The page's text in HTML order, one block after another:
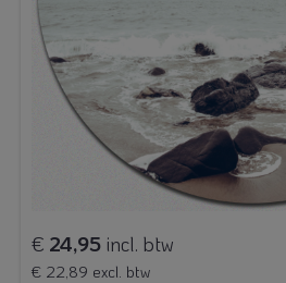
€ 24,95incl. btw
€ 22,89 excl. btw